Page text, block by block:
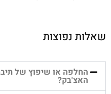
שאלות נפוצות
החלפה או שיפוץ של
האצ'בק?